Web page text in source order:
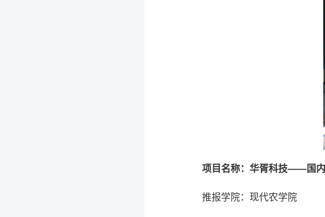
项目名称：华胥科技——国内
推报学院：现代农学院